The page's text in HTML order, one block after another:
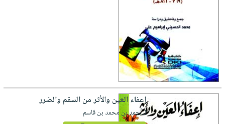
إعفاء العين والأثر من السقم والضرر
لـ أحمد بن محمد بن قاسم